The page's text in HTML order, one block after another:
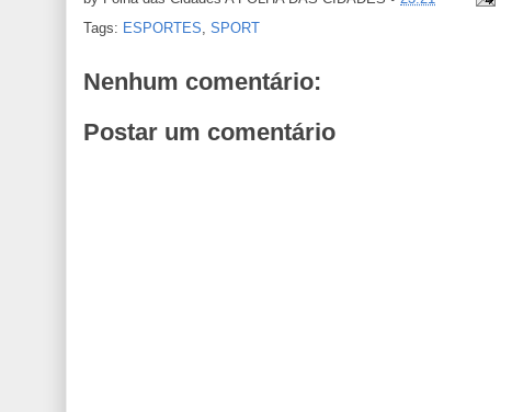
Tags: ESPORTES, SPORT
Nenhum comentário:
Postar um comentário